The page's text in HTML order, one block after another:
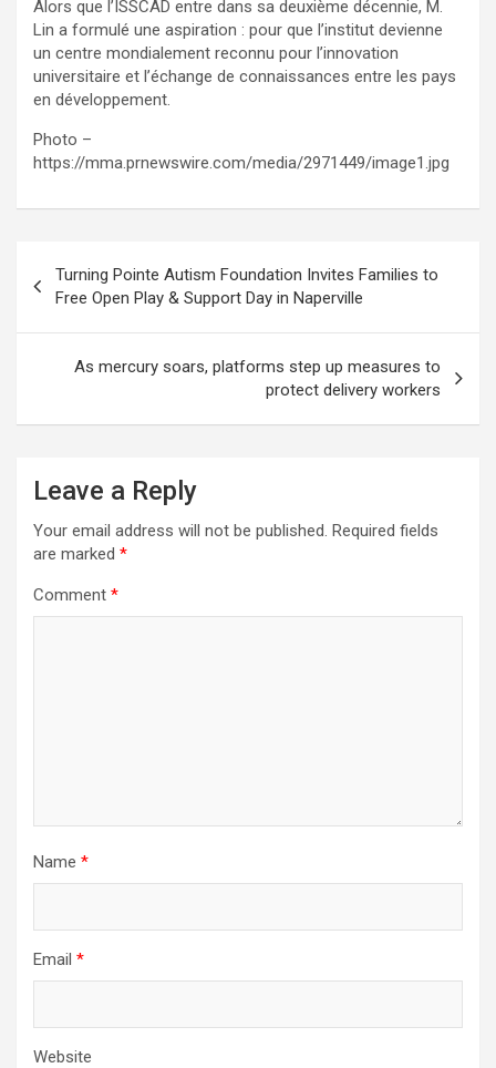
Alors que l’ISSCAD entre dans sa deuxième décennie, M.
Lin a formulé une aspiration : pour que l’institut devienne
un centre mondialement reconnu pour l’innovation
universitaire et l’échange de connaissances entre les pays
en développement.
Photo –
https://mma.prnewswire.com/media/2971449/image1.jpg
navigation
Turning Pointe Autism Foundation Invites Families to
Free Open Play & Support Day in Naperville
As mercury soars, platforms step up measures to
protect delivery workers
Leave a Reply
Your email address will not be published. Required fields
are marked *
Comment *
Name *
Email *
Website